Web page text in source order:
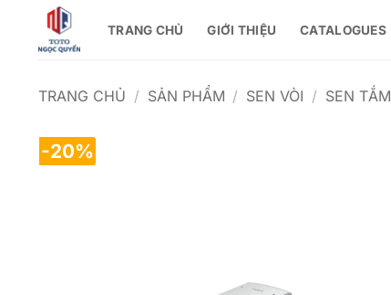
TRANG CHỦ GIỚI THIỆU CATALOGUES
TRANG CHỦ / SẢN PHẨM / SEN VÒI / SEN TẮM
-20%